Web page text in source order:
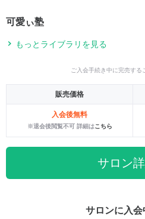
可愛ぃ塾
もっとライブラリを見る
ご入会手続き中に完売する
販売価格
入会後無料
※退会後閲覧不可 詳細はこちら
サロン
サロンに入会